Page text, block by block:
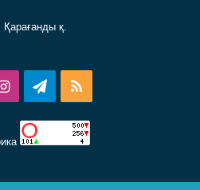
қ.
InstagramTelegram